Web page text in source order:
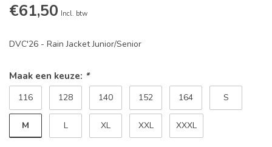
€61,50 Incl. btw
DVC'26 - Rain Jacket Junior/Senior
Maak een keuze: *
116 128 140 152 164 S
M L XL XXL XXXL